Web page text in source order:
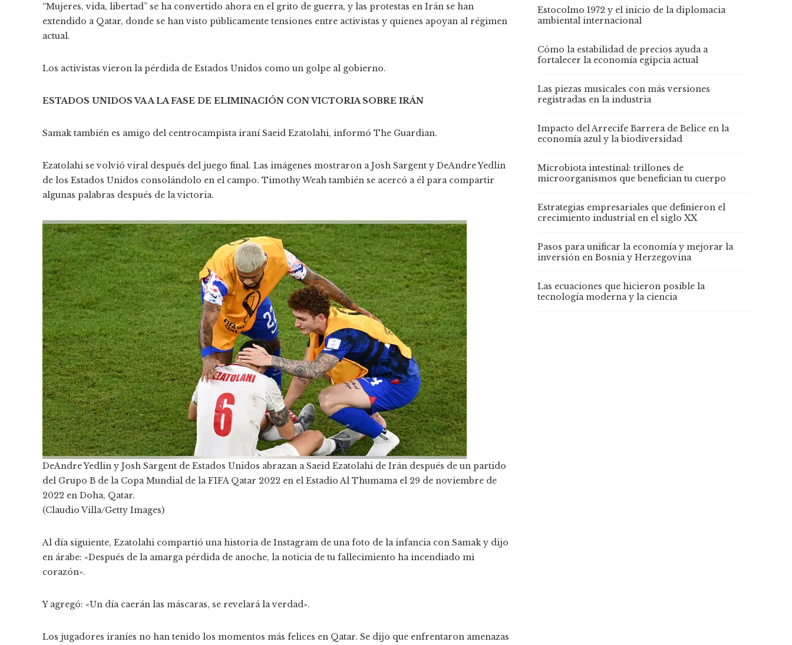
“Mujeres, vida, libertad” se ha convertido ahora en el grito de guerra, y las protestas en Irán se han
extendido a Qatar, donde se han visto públicamente tensiones entre activistas y quienes apoyan al régimen
actual.
Los activistas vieron la pérdida de Estados Unidos como un golpe al gobierno.
ESTADOS UNIDOS VA A LA FASE DE ELIMINACIÓN CON VICTORIA SOBRE IRÁN
Samak también es amigo del centrocampista iraní Saeid Ezatolahi, informó The Guardian.
Ezatolahi se volvió viral después del juego final. Las imágenes mostraron a Josh Sargent y DeAndre Yedlin
de los Estados Unidos consolándolo en el campo. Timothy Weah también se acercó a él para compartir
algunas palabras después de la victoria.
DeAndre Yedlin y Josh Sargent de Estados Unidos abrazan a Saeid Ezatolahi de Irán después de un partido
del Grupo B de la Copa Mundial de la FIFA Qatar 2022 en el Estadio Al Thumama el 29 de noviembre de
2022 en Doha, Qatar.
(Claudio Villa/Getty Images)
Al día siguiente, Ezatolahi compartió una historia de Instagram de una foto de la infancia con Samak y dijo
en árabe: «Después de la amarga pérdida de anoche, la noticia de tu fallecimiento ha incendiado mi
corazón».
Y agregó: «Un día caerán las máscaras, se revelará la verdad».
Los jugadores iraníes no han tenido los momentos más felices en Qatar. Se dijo que enfrentaron amenazas
Estocolmo 1972 y el inicio de la diplomacia
ambiental internacional
Cómo la estabilidad de precios ayuda a
fortalecer la economía egipcia actual
Las piezas musicales con más versiones
registradas en la industria
Impacto del Arrecife Barrera de Belice en la
economía azul y la biodiversidad
Microbiota intestinal: trillones de
microorganismos que benefician tu cuerpo
Estrategias empresariales que definieron el
crecimiento industrial en el siglo XX
Pasos para unificar la economía y mejorar la
inversión en Bosnia y Herzegovina
Las ecuaciones que hicieron posible la
tecnología moderna y la ciencia